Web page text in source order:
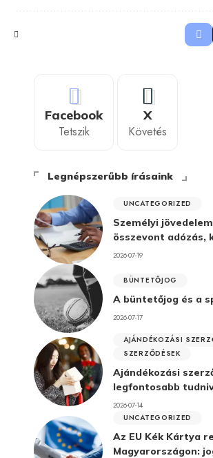
Facebook
Tetszik
X
Követés
Legnépszerűbb írásaink
UNCATEGORIZED
Személyi
összevont adózás,
2026-07-19
BÜNTETŐJOG
A büntetőjog és a
2026-07-17
AJÁNDÉKOZÁSI
SZERZŐDÉSEK
Ajándékozási
legfontosabb
2026-07-14
UNCATEGORIZED
Az EU Kék Kártya
Magyarországon: